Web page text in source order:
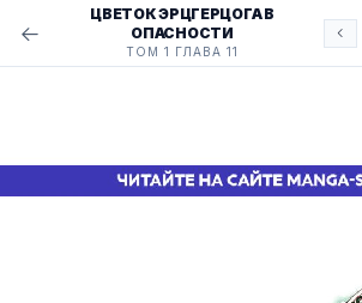
ЦВЕТОК ЭРЦГЕРЦОГА В
ОПАСНОСТИ
ТОМ 1 ГЛАВА 11